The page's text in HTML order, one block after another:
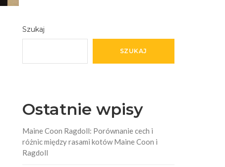
Szukaj
SZUKAJ
Ostatnie wpisy
Maine Coon Ragdoll: Porównanie cech i
różnic między rasami kotów Maine Coon i
Ragdoll